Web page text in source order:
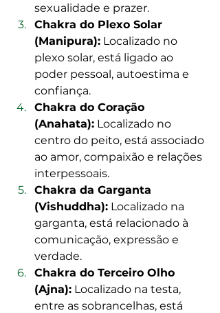
sexualidade e prazer.
Chakra do Plexo Solar
(Manipura): Localizado no
plexo solar, está ligado ao
poder pessoal, autoestima e
confiança.
Chakra do Coração
(Anahata): Localizado no
centro do peito, está associado
ao amor, compaixão e relações
interpessoais.
Chakra da Garganta
(Vishuddha): Localizado na
garganta, está relacionado à
comunicação, expressão e
verdade.
Chakra do Terceiro Olho
(Ajna): Localizado na testa,
entre as sobrancelhas, está